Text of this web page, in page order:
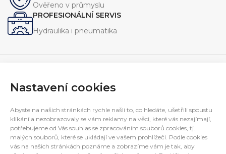
Nastavení cookies
Abyste na našich stránkách rychle našli to, co hledáte, ušetřili spoustu
klikání a nezobrazovaly se vám reklamy na věci, které vás nezajímají,
potřebujeme od Vás souhlas se zpracováním souborů cookies, tj.
malých souborů, které se ukládají ve vašem prohlížeči. Podle cookies
vás na našich stránkách poznáme a zobrazíme vám je tak, aby
Ověřeno v průmyslu
PROFESIONÁLNÍ SERVIS
Hydraulika i pneumatika
Specializujeme se na jednoúčelové stroje, hydraulické
agregáty a technická řešení na míru.
E-mail: interfluid@interfluid.com
Telefon:(+420) 595 953 879
Mobil: (+420) 606 782 769